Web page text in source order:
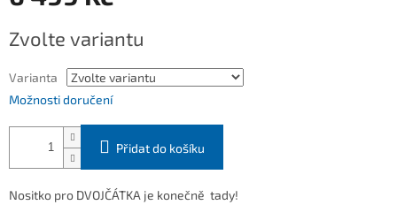
cena:
Zvolte variantu
Varianta
Možnosti doručení
Přidat do košíku
Nositko pro DVOJČÁTKA je konečně tady!